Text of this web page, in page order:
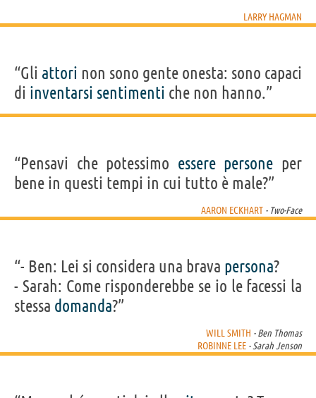
LARRY HAGMAN
“Gli attori non sono gente onesta: sono capaci
di inventarsi sentimenti che non hanno.”
“Pensavi che potessimo essere persone per
bene in questi tempi in cui tutto è male?”
AARON ECKHART - Two-Face
“- Ben: Lei si considera una brava persona?
- Sarah: Come risponderebbe se io le facessi la
stessa domanda?”
WILL SMITH - Ben Thomas
ROBINNE LEE - Sarah Jenson